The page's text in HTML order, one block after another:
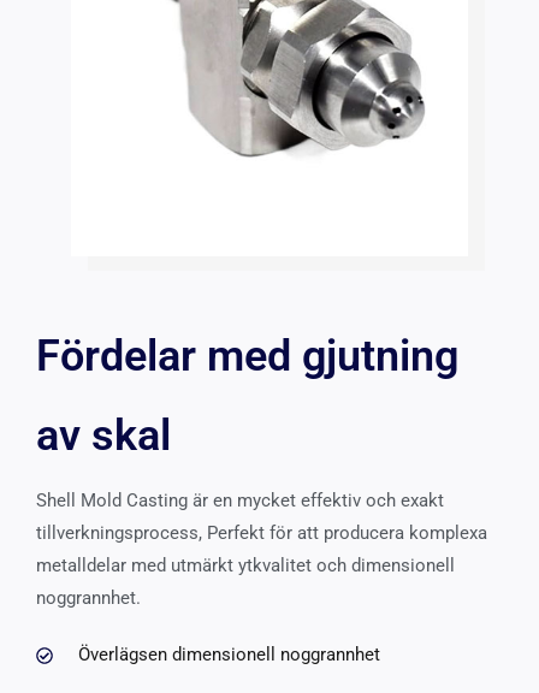
Fördelar med gjutning
av skal
Shell Mold Casting är en mycket effektiv och exakt
tillverkningsprocess, Perfekt för att producera komplexa
metalldelar med utmärkt ytkvalitet och dimensionell
noggrannhet.
Överlägsen dimensionell noggrannhet